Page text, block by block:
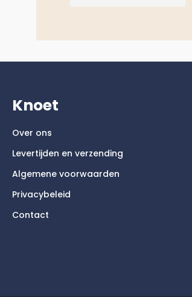
Knoet
Over ons
Levertijden en verzending
Algemene voorwaarden
Privacybeleid
Contact